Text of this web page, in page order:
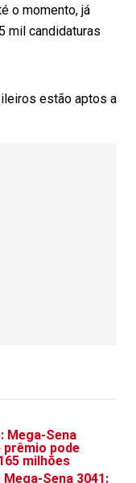
o momento, já
mil candidaturas
estão aptos a